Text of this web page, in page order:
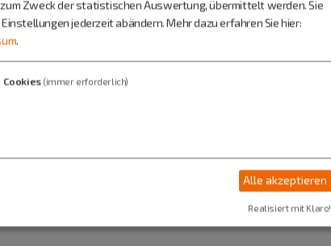
exportieren
zum Zweck der statistischen Auswertung, übermittelt werden. Sie
jederzeit abändern. Mehr dazu erfahren Sie hier:
.
(immer erforderlich)
Alle akzeptieren
Realisiert mit Klaro!